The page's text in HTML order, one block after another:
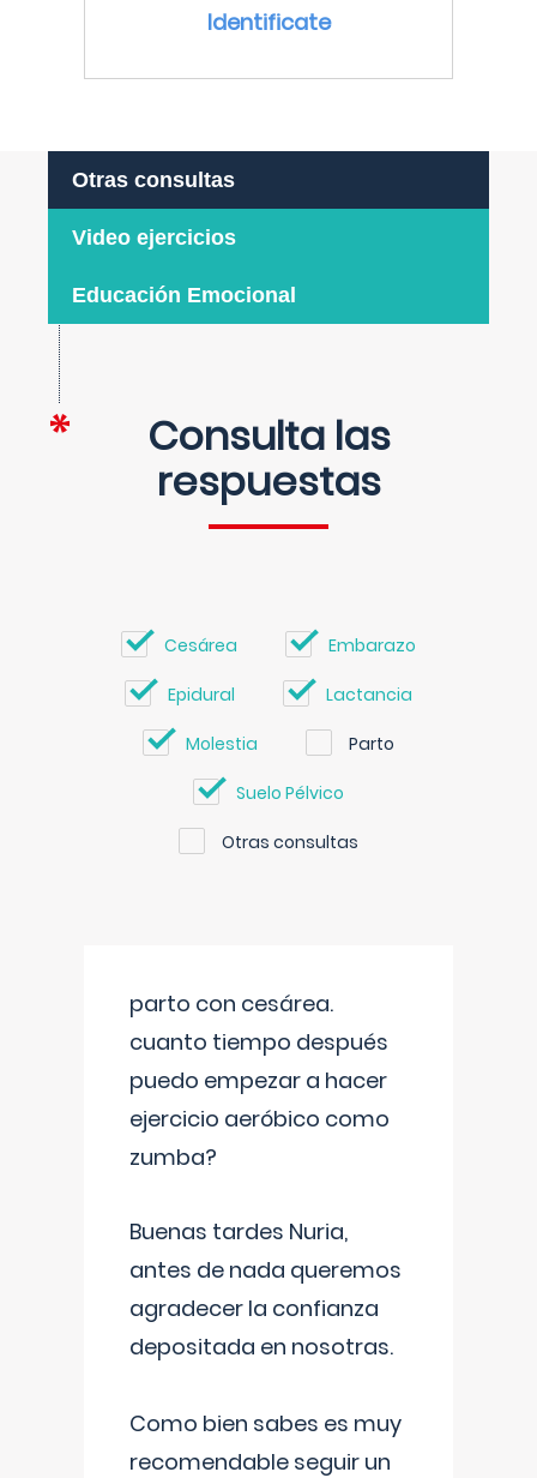
Identificate
Otras consultas
Video ejercicios
Educación Emocional
Consulta las
respuestas
Cesárea Embarazo
Epidural Lactancia
Molestia Parto
Suelo Pélvico
Otras consultas
parto con cesárea.
cuanto tiempo después
puedo empezar a hacer
ejercicio aeróbico como
zumba?
Buenas tardes Nuria,
antes de nada queremos
agradecer la confianza
depositada en nosotras.
Como bien sabes es muy
recomendable seguir un